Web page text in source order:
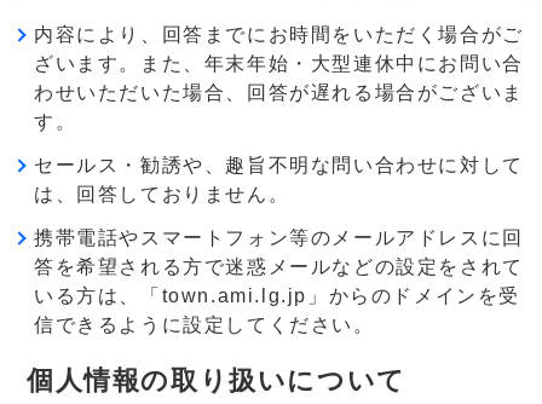
内容により、回答までにお時間をいただく場合がご
ざいます。また、年末年始・大型連休中にお問い合
わせいただいた場合、回答が遅れる場合がございま
す。
セールス・勧誘や、趣旨不明な問い合わせに対して
は、回答しておりません。
携帯電話やスマートフォン等のメールアドレスに回
答を希望される方で迷惑メールなどの設定をされて
いる方は、「town.ami.lg.jp」からのドメインを受
信できるように設定してください。
個人情報の取り扱いについて